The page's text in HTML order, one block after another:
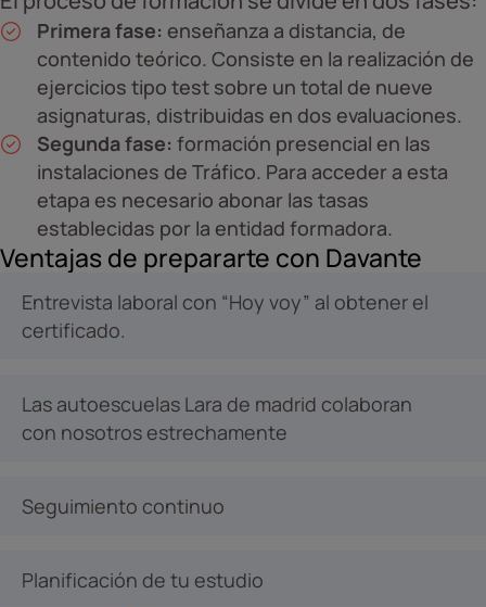
Primera fase: enseñanza a distancia, de
contenido teórico. Consiste en la realización de
ejercicios tipo test sobre un total de nueve
asignaturas, distribuidas en dos evaluaciones.
Segunda fase: formación presencial en las
instalaciones de Tráfico. Para acceder a esta
etapa es necesario abonar las tasas
establecidas por la entidad formadora.
Ventajas de prepararte con Davante
Entrevista laboral con “Hoy voy” al obtener el
certificado.
Las autoescuelas Lara de madrid colaboran
con nosotros estrechamente
Seguimiento continuo
Planificación de tu estudio